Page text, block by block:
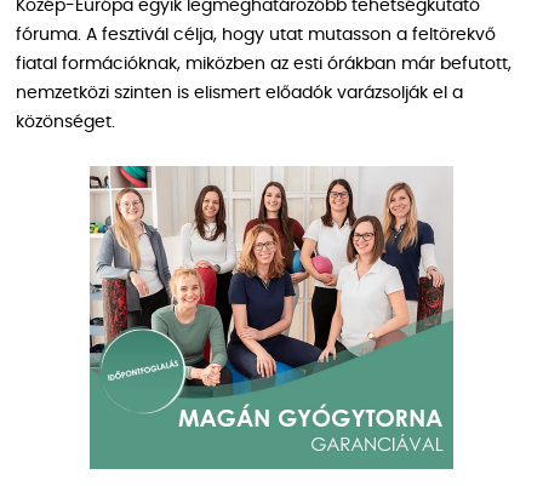
Közép-Európa egyik legmeghatározóbb tehetségkutató
fóruma. A fesztivál célja, hogy utat mutasson a feltörekvő
fiatal formációknak, miközben az esti órákban már befutott,
nemzetközi szinten is elismert előadók varázsolják el a
közönséget.